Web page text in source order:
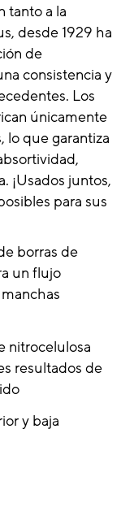
tanto a la
desde 1929 ha
de
consistencia y
Los
únicamente
lo que garantiza
¡Usados juntos,
para sus
borras de
un flujo
nitrocelulosa
resultados de
y baja